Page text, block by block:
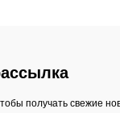
получать свежие